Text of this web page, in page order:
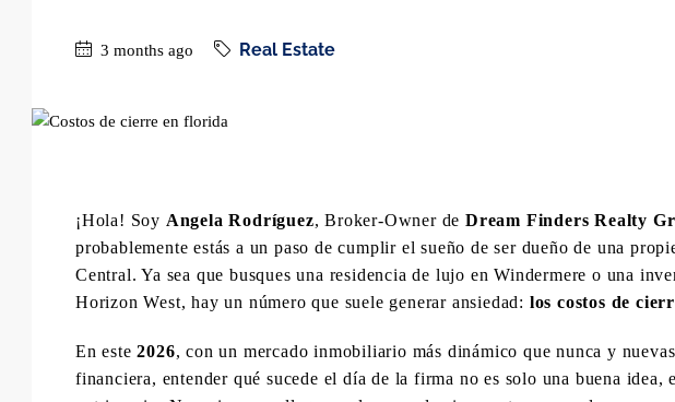
3 months ago Real Estate
¡Hola! Soy Angela Rodríguez, Broker-Owner deDream Finders Realty
probablemente estás a un paso de cumplir el sueño de ser dueño de una
Central. Ya sea que busques una residencia de lujo en Windermere o una
Horizon West, hay un número que suele generar ansiedad: los costos de
En este2026, con un mercado inmobiliario más dinámico que nunca y
financiera, entender qué sucede el día de la firma no es solo una buena idea,